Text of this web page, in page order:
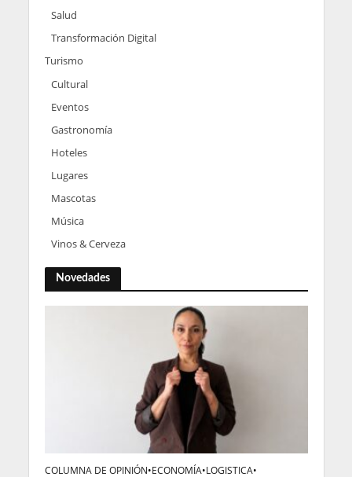
Salud
Transformación Digital
Turismo
Cultural
Eventos
Gastronomía
Hoteles
Lugares
Mascotas
Música
Vinos & Cerveza
Novedades
COLUMNA DE OPINIÓN•ECONOMÍA•LOGISTICA•